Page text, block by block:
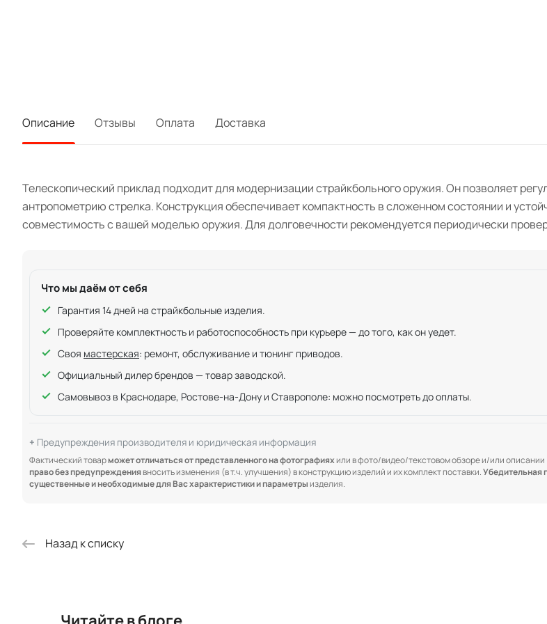
Описание Отзывы Оплата Доставка
Телескопический приклад подходит для модернизации страйкбольного оружия. Он позволяет
антропометрию стрелка. Конструкция обеспечивает компактность в сложенном состоянии и
совместимость с вашей моделью оружия. Для долговечности рекомендуется периодически
Что мы даём от себя
Гарантия 14 дней на страйкбольные изделия.
Проверяйте комплектность и работоспособность при курьере — до того, как он уедет.
Своя мастерская: ремонт, обслуживание и тюнинг приводов.
Официальный дилер брендов — товар заводской.
Самовывоз в Краснодаре, Ростове-на-Дону и Ставрополе: можно посмотреть до оплаты.
Предупреждения производителя и юридическая информация
Фактический товарможет отличаться от представленного на фотографияхили в фото/видео/текстовом обзоре и/или описании
право без предупреждениявносить изменения (в т.ч. улучшения) в конструкцию изделий и их комплект поставки.Убедительная
существенные и необходимые для Вас характеристики и параметрыизделия.
Назад к списку